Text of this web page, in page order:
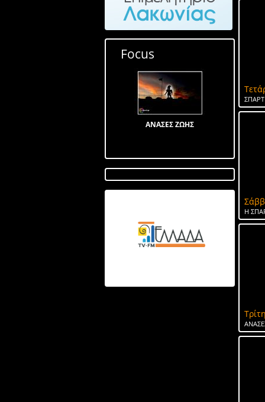
Focus
ΑΝΑΣΕΣ ΖΩΗΣ
ΤΟ ΝΕΡΟ ΤΗΣ ΣΠΑΡΤΗΣ
Η